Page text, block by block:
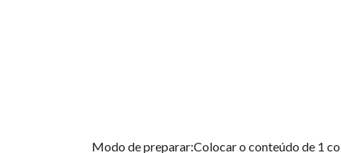
Modo de preparar:Colocar o conteúdo de 1